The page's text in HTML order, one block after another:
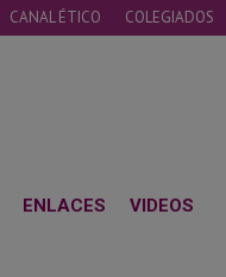
CANAL ÉTICO COLEGIADOS
ENLACES VIDEOS